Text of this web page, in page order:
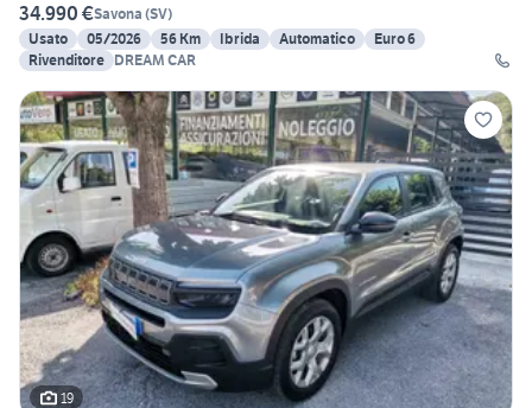
34.990 €Savona (SV)
Usato
05/2026 56 Km Ibrida Automatico
Euro 6
Rivenditore DREAM CAR
19